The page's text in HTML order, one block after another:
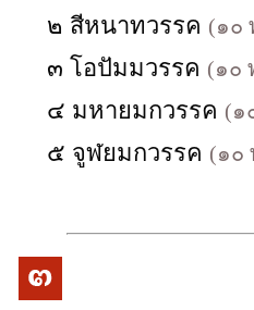
๒ สีหนาทวรรค (๑๐
๓ โอปัมมวรรค (๑๐
๔ มหายมกวรรค (๑
๕ จูฬยมกวรรค (๑๐